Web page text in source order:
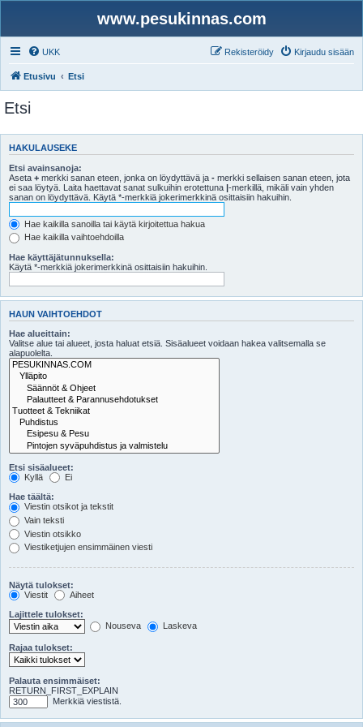
www.pesukinnas.com
UKK Kirjaudu sisään
Rekisteröidy
Etusivu Etsi
Etsi
HAKULAUSEKE
Etsi avainsanoja:
Aseta + merkki sanan eteen, jonka on löydyttävä ja - merkki sellaisen sanan eteen, jota
ei saa löytyä. Laita haettavat sanat sulkuihin erotettuna |-merkillä, mikäli vain yhden
sanan on löydyttävä. Käytä *-merkkiä jokerimerkkinä osittaisiin hakuihin.
Hae kaikilla sanoilla tai käytä kirjoitettua hakua
Hae kaikilla vaihtoehdoilla
Hae käyttäjätunnuksella:
Käytä *-merkkiä jokerimerkkinä osittaisiin hakuihin.
HAUN VAIHTOEHDOT
Hae alueittain:
Valitse alue tai alueet, josta haluat etsiä. Sisäalueet voidaan hakea valitsemalla se
alapuolelta.
Etsi sisäalueet:
Kyllä
Ei
Hae täältä:
Viestin otsikot ja tekstit
Vain teksti
Viestin otsikko
Viestiketjujen ensimmäinen viesti
Näytä tulokset:
Viestit
Aiheet
Lajittele tulokset:
Nouseva
Laskeva
Rajaa tulokset:
Palauta ensimmäiset:
RETURN_FIRST_EXPLAIN
Merkkiä viestistä.